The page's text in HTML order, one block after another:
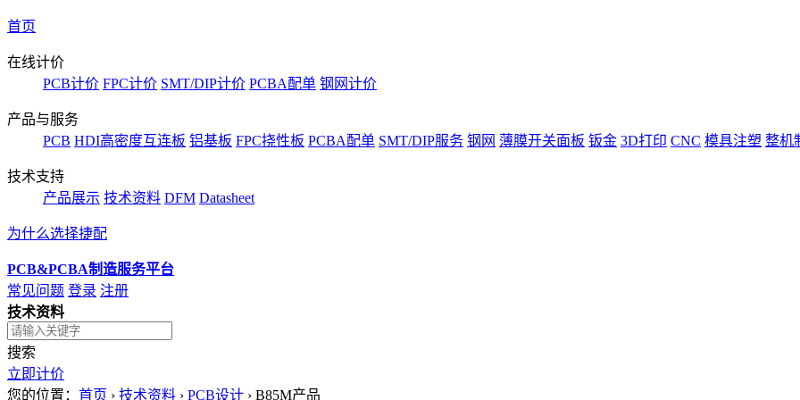
首页
在线计价
PCB计价 FPC计价 SMT/DIP计价 PCBA配单 钢网计价
产品与服务
PCB HDI高密度互连板 铝基板 FPC挠性板 PCBA配单 SMT/DIP服务 钢网 薄膜开关面板 钣金 3D打印 CNC 模具注塑 整机
技术支持
产品展示 技术资料 DFM Datasheet
为什么选择捷配
PCB&PCBA制造服务平台
常见问题 登录 注册
技术资料
搜索
立即计价
您的位置： 首页 › 技术资料 › PCB设计 › B85M产品